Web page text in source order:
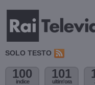
SOLO TESTO
100
indice
101
ultim'ora